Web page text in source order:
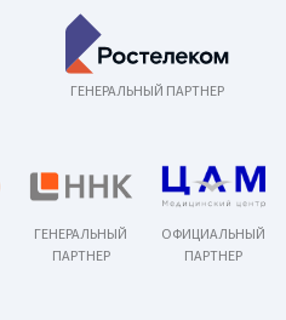
ГЕНЕРАЛЬНЫЙ ПАРТНЕР
ГЕНЕРАЛЬНЫЙ
ПАРТНЕР
ОФИЦИАЛЬНЫЙ
ПАРТНЕР